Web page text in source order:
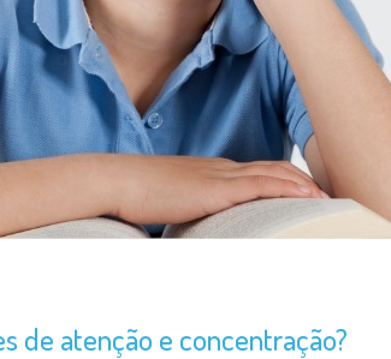
de atenção e concentração?